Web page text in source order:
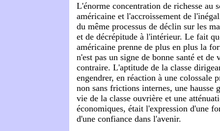
L'énorme concentration de richesse au
américaine et l'accroissement de
du même processus de déclin sur les
et de décrépitude à l'intérieur. Le fait
américaine prenne de plus en plus la
n'est pas un signe de bonne santé et de
contraire. L'aptitude de la classe
engendrer, en réaction à une colossale
non sans frictions internes, une hausse
vie de la classe ouvrière et une
économiques, était l'expression d'une
d'une confiance dans l'avenir.